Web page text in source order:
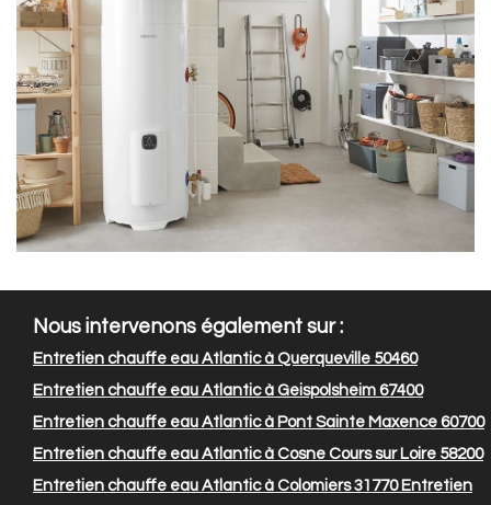
Nous intervenons également sur :
Entretien chauffe eau Atlantic à Querqueville 50460
Entretien chauffe eau Atlantic à Geispolsheim 67400
Entretien chauffe eau Atlantic à Pont Sainte Maxence 60700
Entretien chauffe eau Atlantic à Cosne Cours sur Loire 58200
Entretien chauffe eau Atlantic à Colomiers 31770Entretien